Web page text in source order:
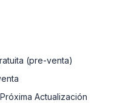
(pre-venta)
Actualización